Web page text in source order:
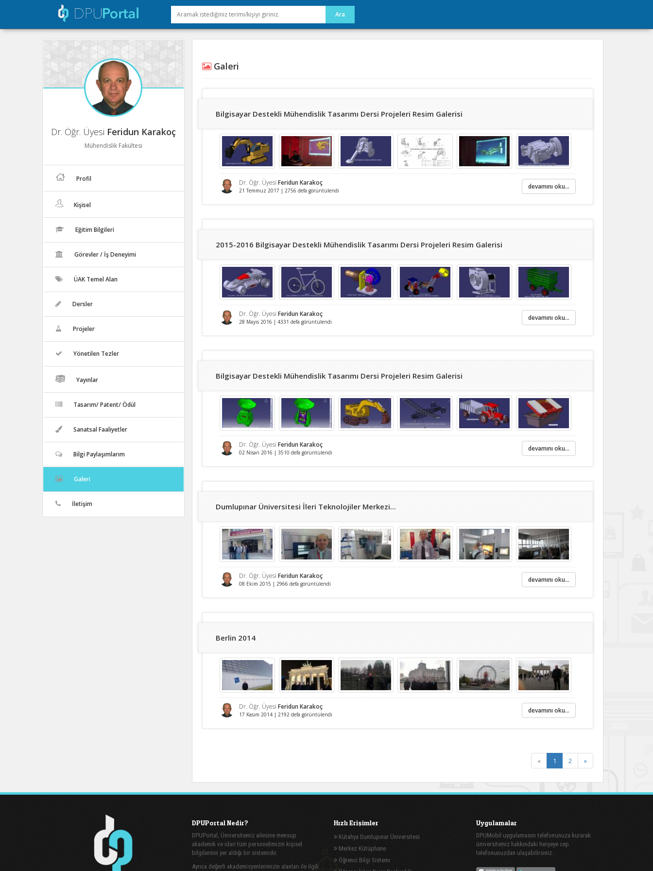
Dr. Öğr. Üyesi Feridun Karakoç
Mühendislik Fakültesi
Profil
Kişisel
Eğitim Bilgileri
Görevler / İş Deneyimi
ÜAK Temel Alan
Dersler
Projeler
Yönetilen Tezler
Yayınlar
Tasarım/ Patent/ Ödül
Sanatsal Faaliyetler
Bilgi Paylaşımlarım
Galeri
İletişim
Galeri
Bilgisayar Destekli Mühendislik Tasarımı Dersi Projeleri Resim Galerisi
Dr. Öğr. Üyesi Feridun Karakoç
21 Temmuz 2017 | 2756 defa görüntülendi devamını oku...
2015-2016 Bilgisayar Destekli Mühendislik Tasarımı Dersi Projeleri Resim Galerisi
Dr. Öğr. Üyesi Feridun Karakoç
28 Mayıs 2016 | 4331 defa görüntülendi devamını oku...
Bilgisayar Destekli Mühendislik Tasarımı Dersi Projeleri Resim Galerisi
Dr. Öğr. Üyesi Feridun Karakoç
02 Nisan 2016 | 3510 defa görüntülendi devamını oku...
Dumlupınar Üniversitesi İleri Teknolojiler Merkezi...
Dr. Öğr. Üyesi Feridun Karakoç
08 Ekim 2015 | 2966 defa görüntülendi devamını oku...
Berlin 2014
Dr. Öğr. Üyesi Feridun Karakoç
17 Kasım 2014 | 2192 defa görüntülendi devamını oku...
« 1 (current)
2 »
DPUPortal Nedir?
DPUPortal, Üniversitemiz ailesine mensup
akademik ve idari tüm personelimizin kişisel
bilgilerinin yer aldığı bir sistemidir.
Ayrıca değerli akademisyenlerimizin alanları ile ilgili
Hızlı Erişimler
Kütahya Dumlupınar Üniversitesi
Merkez Kütüphane
Öğrenci Bilgi Sistemi
Uygulamalar
DPUMobil uygulamasını telefonunuza kurarak
üniversitemiz hakkındaki herşeye cep
telefonunuzdan ulaşabilirsiniz.